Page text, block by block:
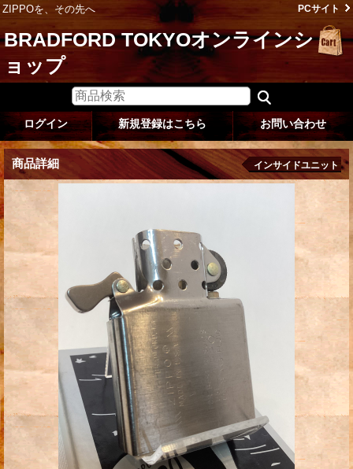
ZIPPOを、その先へ PCサイト
BRADFORD TOKYOオンラインシ
ョップ
ログイン 新規登録はこちら お問い合わせ
商品詳細 インサイドユニット